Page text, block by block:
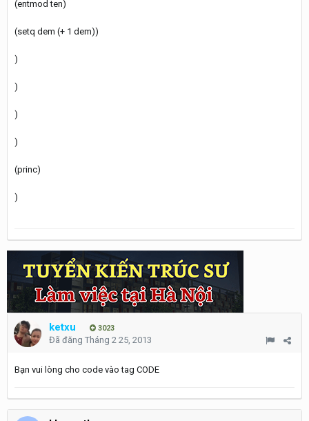
(entmod ten)
(setq dem (+ 1 dem))
)
)
)
)
(princ)
)
ketxu 3023
Đã đăng Tháng 2 25, 2013
Bạn vui lòng cho code vào tag CODE